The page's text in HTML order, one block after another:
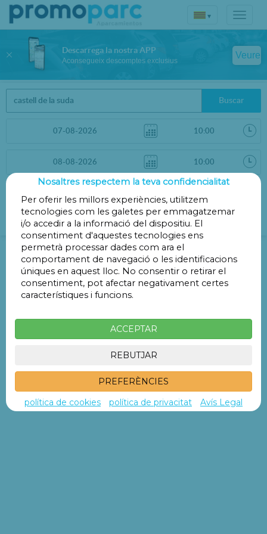
▾
Buscar
Distància
Parking a Castell de la Suda
La cerca no ha produït resultats
Nosaltres respectem la teva confidencialitat
Per oferir les millors experiències, utilitzem
tecnologies com les galetes per emmagatzemar
i/o accedir a la informació del dispositiu. El
consentiment d'aquestes tecnologies ens
permetrà processar dades com ara el
comportament de navegació o les identificacions
úniques en aquest lloc. No consentir o retirar el
consentiment, pot afectar negativament certes
característiques i funcions.
ACCEPTAR
REBUTJAR
PREFERÈNCIES
política de cookies
política de privacitat Avís Legal
Descarrega la nostra APP
Aconsegueix descomptes exclusius
Veure